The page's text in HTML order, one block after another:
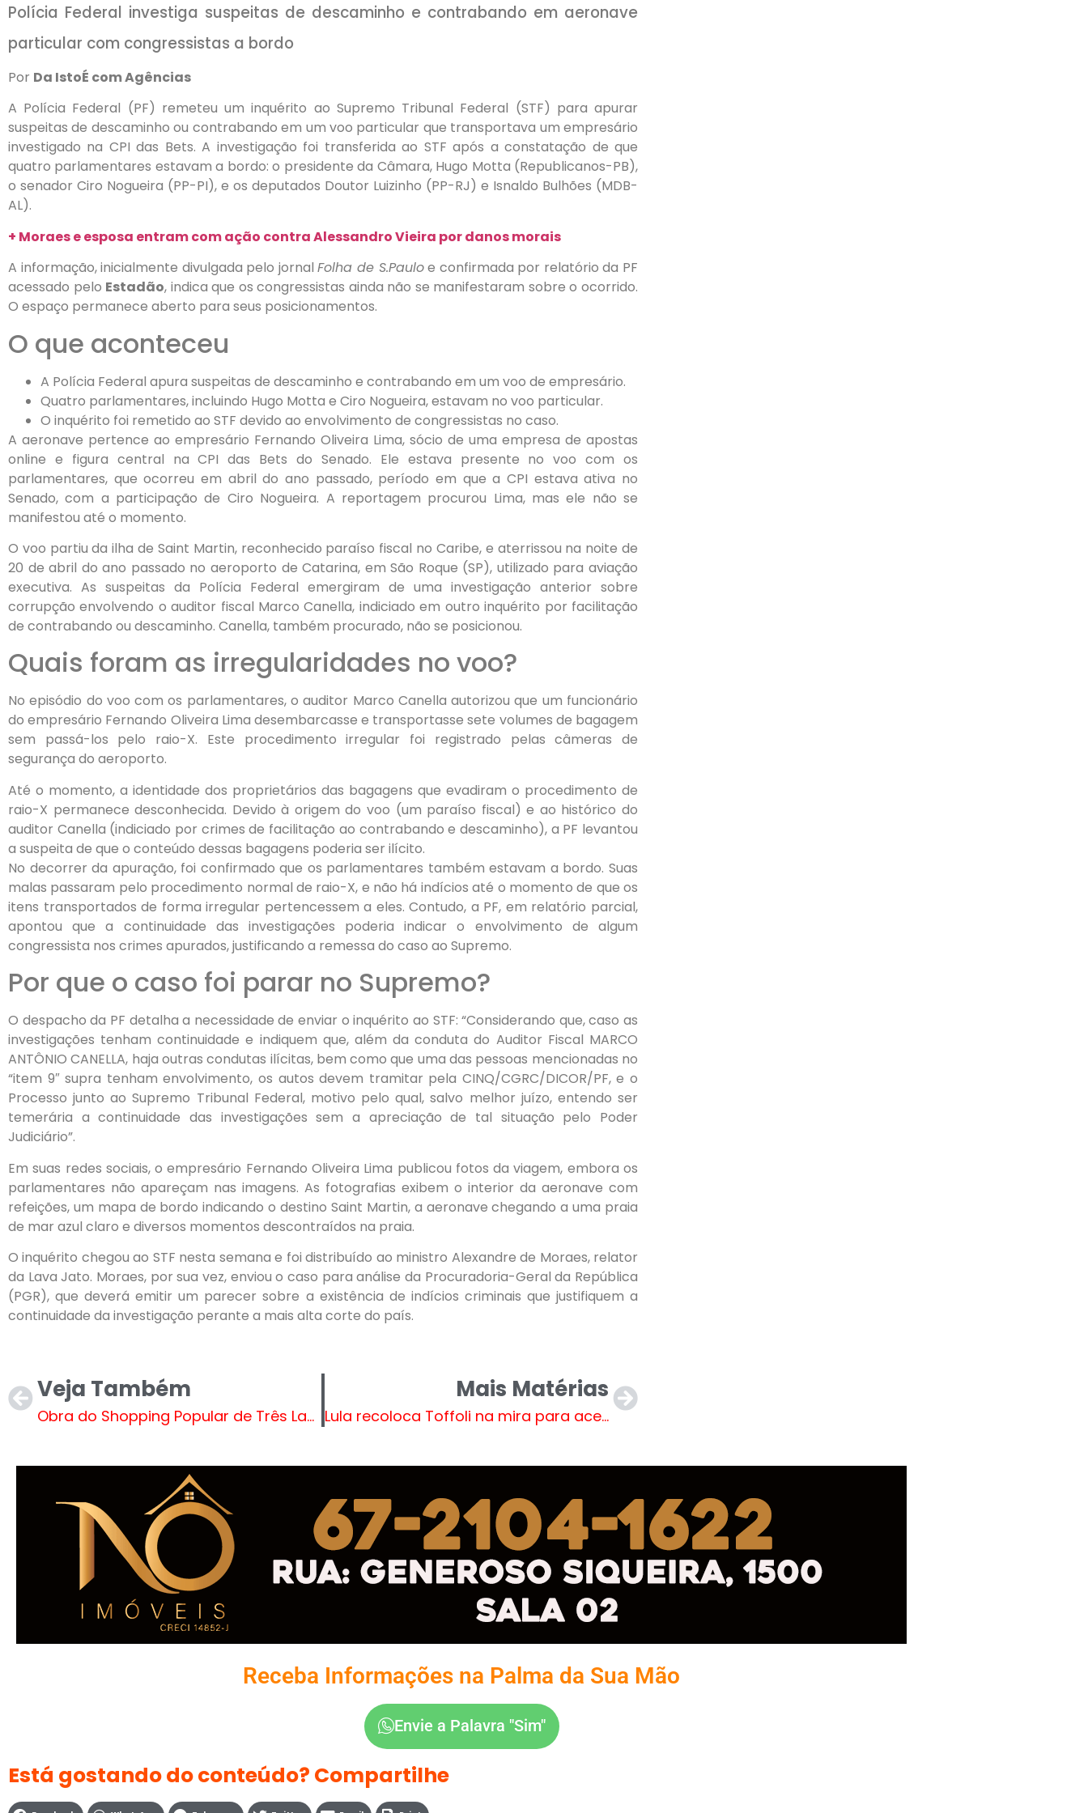
Polícia Federal investiga suspeitas de descaminho e contrabando em aeronave
particular com congressistas a bordo
Por Da IstoÉ com Agências
A Polícia Federal (PF) remeteu um inquérito ao Supremo Tribunal Federal (STF) para apurar
suspeitas de descaminho ou contrabando em um voo particular que transportava um empresário
investigado na CPI das Bets. A investigação foi transferida ao STF após a constatação de que
quatro parlamentares estavam a bordo: o presidente da Câmara, Hugo Motta (Republicanos-PB),
o senador Ciro Nogueira (PP-PI), e os deputados Doutor Luizinho (PP-RJ) e Isnaldo Bulhões (MDB-
AL).
+ Moraes e esposa entram com ação contra Alessandro Vieira por danos morais
A informação, inicialmente divulgada pelo jornalFolha de S.Pauloe confirmada por relatório da PF
acessado pelo Estadão, indica que os congressistas ainda não se manifestaram sobre o ocorrido.
O espaço permanece aberto para seus posicionamentos.
O que aconteceu
A Polícia Federal apura suspeitas de descaminho e contrabando em um voo de empresário.
Quatro parlamentares, incluindo Hugo Motta e Ciro Nogueira, estavam no voo particular.
O inquérito foi remetido ao STF devido ao envolvimento de congressistas no caso.
A aeronave pertence ao empresário Fernando Oliveira Lima, sócio de uma empresa de apostas
online e figura central na CPI das Bets do Senado. Ele estava presente no voo com os
parlamentares, que ocorreu em abril do ano passado, período em que a CPI estava ativa no
Senado, com a participação de Ciro Nogueira. A reportagem procurou Lima, mas ele não se
manifestou até o momento.
O voo partiu da ilha de Saint Martin, reconhecido paraíso fiscal no Caribe, e aterrissou na noite de
20 de abril do ano passado no aeroporto de Catarina, em São Roque (SP), utilizado para aviação
executiva. As suspeitas da Polícia Federal emergiram de uma investigação anterior sobre
corrupção envolvendo o auditor fiscal Marco Canella, indiciado em outro inquérito por facilitação
de contrabando ou descaminho. Canella, também procurado, não se posicionou.
Quais foram as irregularidades no voo?
No episódio do voo com os parlamentares, o auditor Marco Canella autorizou que um funcionário
do empresário Fernando Oliveira Lima desembarcasse e transportasse sete volumes de bagagem
sem passá-los pelo raio-X. Este procedimento irregular foi registrado pelas câmeras de
segurança do aeroporto.
Até o momento, a identidade dos proprietários das bagagens que evadiram o procedimento de
raio-X permanece desconhecida. Devido à origem do voo (um paraíso fiscal) e ao histórico do
auditor Canella (indiciado por crimes de facilitação ao contrabando e descaminho), a PF levantou
a suspeita de que o conteúdo dessas bagagens poderia ser ilícito.
No decorrer da apuração, foi confirmado que os parlamentares também estavam a bordo. Suas
malas passaram pelo procedimento normal de raio-X, e não há indícios até o momento de que os
itens transportados de forma irregular pertencessem a eles. Contudo, a PF, em relatório parcial,
apontou que a continuidade das investigações poderia indicar o envolvimento de algum
congressista nos crimes apurados, justificando a remessa do caso ao Supremo.
Por que o caso foi parar no Supremo?
O despacho da PF detalha a necessidade de enviar o inquérito ao STF: “Considerando que, caso as
investigações tenham continuidade e indiquem que, além da conduta do Auditor Fiscal MARCO
ANTÔNIO CANELLA, haja outras condutas ilícitas, bem como que uma das pessoas mencionadas no
“item 9″ supra tenham envolvimento, os autos devem tramitar pela CINQ/CGRC/DICOR/PF, e o
Processo junto ao Supremo Tribunal Federal, motivo pelo qual, salvo melhor juízo, entendo ser
temerária a continuidade das investigações sem a apreciação de tal situação pelo Poder
Judiciário”.
Em suas redes sociais, o empresário Fernando Oliveira Lima publicou fotos da viagem, embora os
parlamentares não apareçam nas imagens. As fotografias exibem o interior da aeronave com
refeições, um mapa de bordo indicando o destino Saint Martin, a aeronave chegando a uma praia
de mar azul claro e diversos momentos descontraídos na praia.
O inquérito chegou ao STF nesta semana e foi distribuído ao ministro Alexandre de Moraes, relator
da Lava Jato. Moraes, por sua vez, enviou o caso para análise da Procuradoria-Geral da República
(PGR), que deverá emitir um parecer sobre a existência de indícios criminais que justifiquem a
continuidade da investigação perante a mais alta corte do país.
Veja Também
Obra do Shopping Popular de Três Lagoas segue avançando
Mais Matérias
Lula recoloca Toffoli na mira para acerto de contas, abrir vaga no STF e blindar Moraes
Receba Informações na Palma da Sua Mão
Envie a Palavra "Sim"
Está gostando do conteúdo? Compartilhe